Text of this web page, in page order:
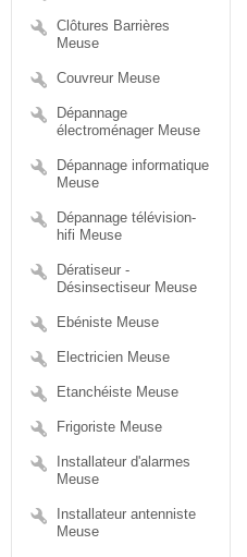
Clôtures Barrières
Meuse
Couvreur Meuse
Dépannage
électroménager Meuse
Dépannage informatique
Meuse
Dépannage télévision-
hifi Meuse
Dératiseur -
Désinsectiseur Meuse
Ebéniste Meuse
Electricien Meuse
Etanchéiste Meuse
Frigoriste Meuse
Installateur d'alarmes
Meuse
Installateur antenniste
Meuse